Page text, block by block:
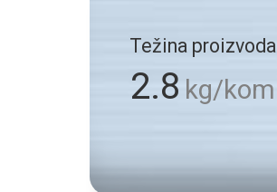
Težina proizvoda
2.8 kg/kom